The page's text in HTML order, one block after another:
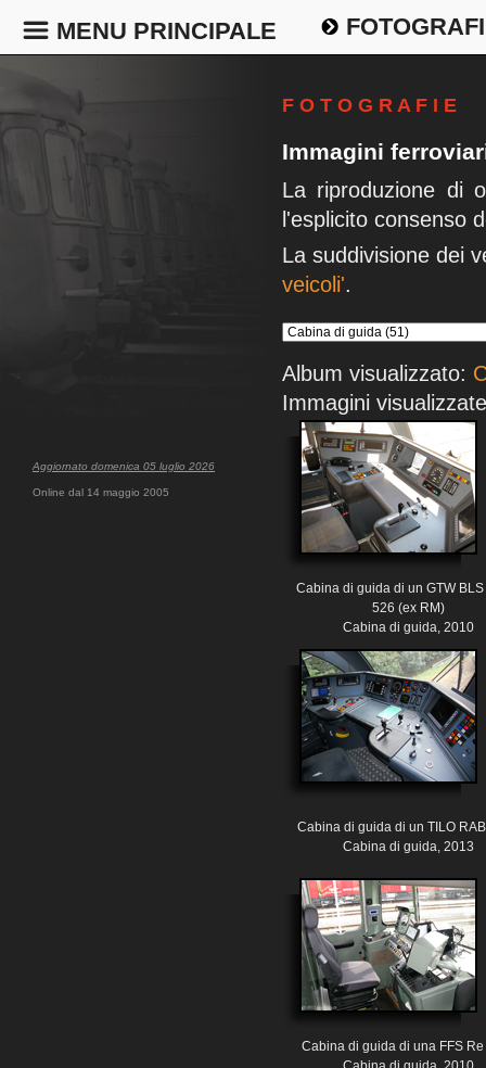
MENU PRINCIPALE
Aggiornato domenica 05 luglio 2026
Online dal 14 maggio 2005
F O T O G R A F I E
Immagini
La riproduzione di
l'esplicito consenso
La suddivisione dei
veicoli'.
Album visualizzato:
Immagini
Cabina di guida di un GTW
526 (ex RM)
Cabina di guida, 2010
Cabina di guida di un TILO
Cabina di guida, 2013
Cabina di guida di una FFS Re